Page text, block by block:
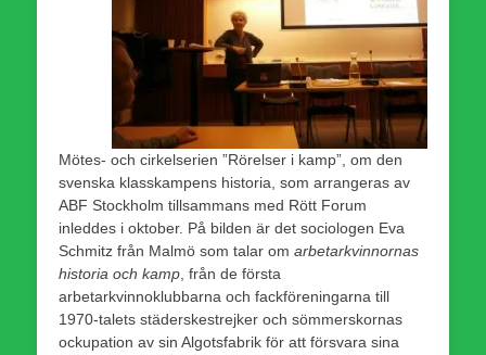
Mötes- och cirkelserien ”Rörelser i kamp”, om den
svenska klasskampens historia, som arrangeras av
ABF Stockholm tillsammans med Rött Forum
inleddes i oktober. På bilden är det sociologen Eva
Schmitz från Malmö som talar om arbetarkvinnornas
historia och kamp , från de första
arbetarkvinnoklubbarna och fackföreningarna till
1970-talets städerskestrejker och sömmerskornas
ockupation av sin Algotsfabrik för att försvara sina